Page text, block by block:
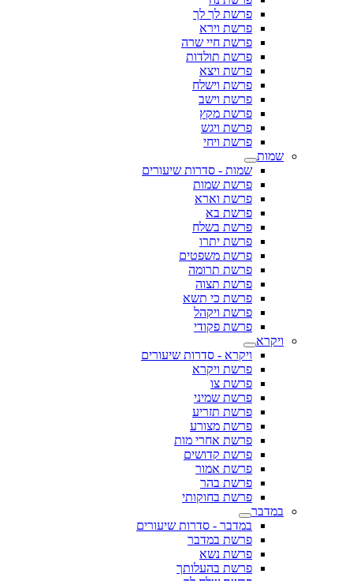
פרשת לך לך
פרשת וירא
פרשת חיי שרה
פרשת תולדות
פרשת ויצא
פרשת וישלח
פרשת וישב
פרשת מקץ
פרשת ויגש
פרשת ויחי
שמות
שמות - סדרות שיעורים
פרשת שמות
פרשת וארא
פרשת בא
פרשת בשלח
פרשת יתרו
פרשת משפטים
פרשת תרומה
פרשת תצוה
פרשת כי תשא
פרשת ויקהל
פרשת פקודי
ויקרא
ויקרא - סדרות שיעורים
פרשת ויקרא
פרשת צו
פרשת שמיני
פרשת תזריע
פרשת מצורע
פרשת אחרי מות
פרשת קדושים
פרשת אמור
פרשת בהר
פרשת בחוקותי
במדבר
במדבר - סדרות שיעורים
פרשת במדבר
פרשת נשא
פרשת בהעלותך